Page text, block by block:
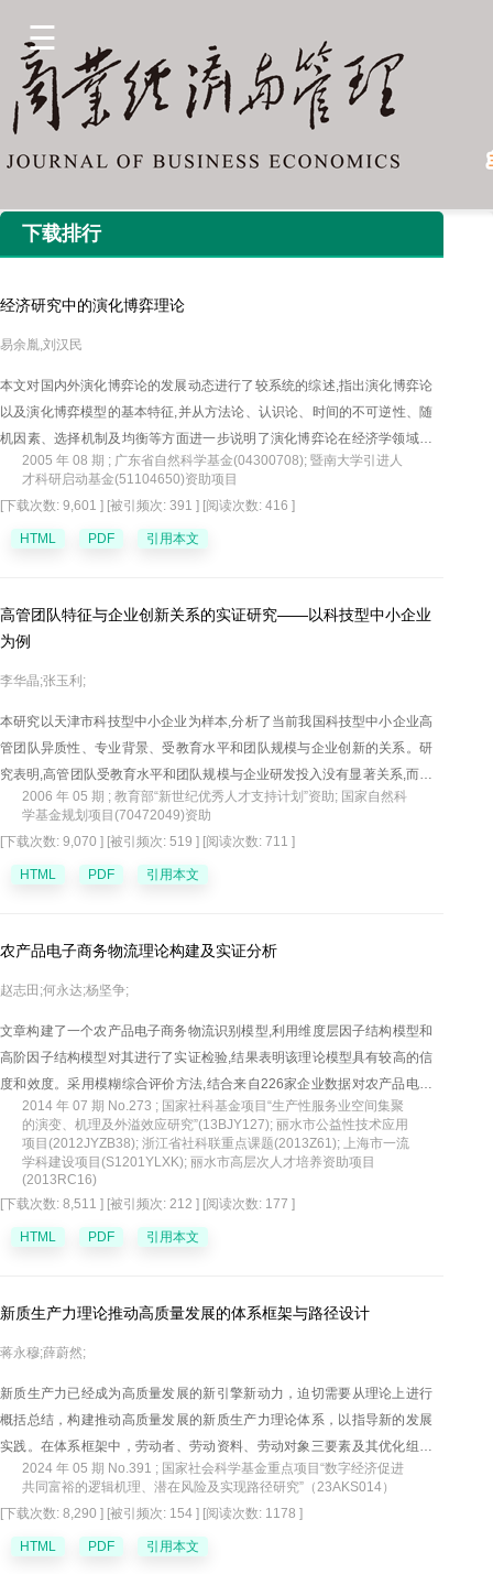
下载排行
经济研究中的演化博弈理论
易余胤,刘汉民
本文对国内外演化博弈论的发展动态进行了较系统的综述,指出演化博弈论
以及演化博弈模型的基本特征,并从方法论、认识论、时间的不可逆性、随
机因素、选择机制及均衡等方面进一步说明了演化博弈论在经济学领域的
应用价值及应用前景。
2005 年 08 期 ; 广东省自然科学基金(04300708); 暨南大学引进人
才科研启动基金(51104650)资助项目
[下载次数: 9,601 ] [被引频次: 391 ] [阅读次数: 416 ]
HTML PDF 引用本文
高管团队特征与企业创新关系的实证研究——以科技型中小企业
为例
李华晶;张玉利;
本研究以天津市科技型中小企业为样本,分析了当前我国科技型中小企业高
管团队异质性、专业背景、受教育水平和团队规模与企业创新的关系。研
究表明,高管团队受教育水平和团队规模与企业研发投入没有显著关系,而团
队职业经历的异质性和成员专业背景则与企业创新呈显著负相关和正相关
2006 年 05 期 ; 教育部“新世纪优秀人才支持计划”资助; 国家自然科
学基金规划项目(70472049)资助
[下载次数: 9,070 ] [被引频次: 519 ] [阅读次数: 711 ]
HTML PDF 引用本文
农产品电子商务物流理论构建及实证分析
赵志田;何永达;杨坚争;
文章构建了一个农产品电子商务物流识别模型,利用维度层因子结构模型和
高阶因子结构模型对其进行了实证检验,结果表明该理论模型具有较高的信
度和效度。采用模糊综合评价方法,结合来自226家企业数据对农产品电子
商务物流发展水平进行了测度。得出三点重要结论,第一,该识别模型是一个
描述农产品电子商务物流理论的合理框架结构,包含电子商务应用,信息化管
理、物流信息技术和农产品物流功能四个维度层因子;第二,当前农产品电子
商务物流发展水平还有较大的空间可以提升,而物流信息技术是提升过程中
过程,各流程环节需要协调统一才能高效率发挥物流功能。
2014 年 07 期 No.273 ; 国家社科基金项目“生产性服务业空间集聚
的演变、机理及外溢效应研究”(13BJY127); 丽水市公益性技术应用
项目(2012JYZB38); 浙江省社科联重点课题(2013Z61); 上海市一流
学科建设项目(S1201YLXK); 丽水市高层次人才培养资助项目
(2013RC16)
[下载次数: 8,511 ] [被引频次: 212 ] [阅读次数: 177 ]
HTML PDF 引用本文
新质生产力理论推动高质量发展的体系框架与路径设计
蒋永穆;薛蔚然;
新质生产力已经成为高质量发展的新引擎新动力，迫切需要从理论上进行
概括总结，构建推动高质量发展的新质生产力理论体系，以指导新的发展
实践。在体系框架中，劳动者、劳动资料、劳动对象三要素及其优化组合
的跃升彰显了新质生产力的基本内涵；创新、质优和先进生产力体现出新
质生产力的指导思想。在路径设计中，要从实现技术革命性突破、优化生
2024 年 05 期 No.391 ; 国家社会科学基金重点项目“数字经济促进
共同富裕的逻辑机理、潜在风险及实现路径研究”（23AKS014）
[下载次数: 8,290 ] [被引频次: 154 ] [阅读次数: 1178 ]
HTML PDF 引用本文